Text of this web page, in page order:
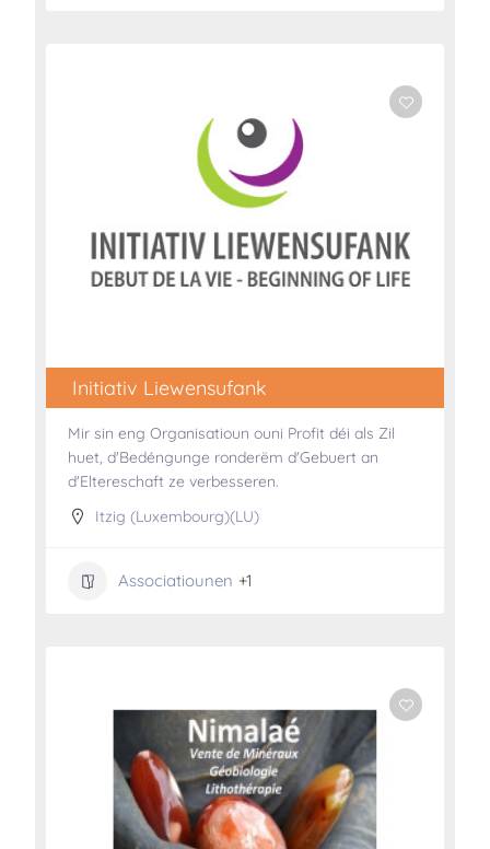
Initiativ Liewensufank
Mir sin eng Organisatioun ouni Profit déi als Zil
huet, d'Bedéngunge ronderëm d'Gebuert an
d'Eltereschaft ze verbesseren.
Itzig (Luxembourg)(LU)
Associatiounen +1